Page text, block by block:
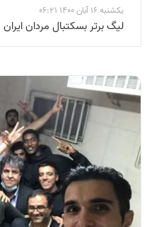
یکشنبه 16 آبان 1400 06:21
لیگ برتر بسکتبال مردان ایران